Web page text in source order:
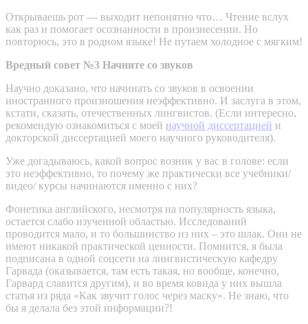
Открываешь рот — выходит непонятно что… Чтение вслух
как раз и помогает осознанности в произнесении. Но
повторюсь, это в родном языке! Не путаем холодное с мягким!
Вредный совет №3 Начните со звуков
Научно доказано, что начинать со звуков в освоении
иностранного произношения неэффективно. И заслуга в этом,
кстати, сказать, отечественных лингвистов. (Если интересно,
рекомендую ознакомиться с моей научной диссертацией и
докторской диссертацией моего научного руководителя).
Уже догадываюсь, какой вопрос возник у вас в голове: если
это неэффективно, то почему же практически все учебники/
видео/ курсы начинаются именно с них?
Фонетика английского, несмотря на популярность языка,
остается слабо изученной областью. Исследований
проводится мало, и то большинство из них – это шлак. Они не
имеют никакой практической ценности. Помнится, я была
подписана в одной соцсети на лингвистическую кафедру
Гарвада (оказывается, там есть такая, но вообще, конечно,
Гарвард славится другим), и во время ковида у них вышла
статья из ряда «Как звучит голос через маску». Не знаю, что
бы я делала без этой информации?!